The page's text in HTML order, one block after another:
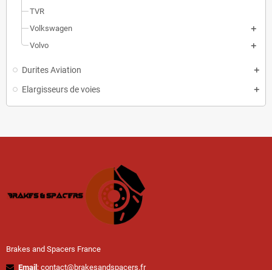
TVR
Volkswagen
Volvo
Durites Aviation
Elargisseurs de voies
Brakes and Spacers France
Email : contact@brakesandspacers.fr